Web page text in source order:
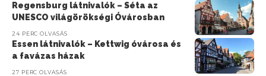
Regensburg látnivalók – Séta az
UNESCO világörökségi Óvárosban
24 PERC OLVASÁS
Essen látnivalók – Kettwig óvárosa és
a favázas házak
27 PERC OLVASÁS